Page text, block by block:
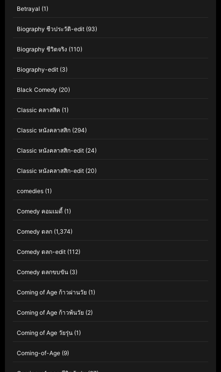
Betrayal (1)
Biography ชีวประวัติ-edit (93)
Biography ชีวิตจริง (110)
Biography-edit (3)
Black Comedy (20)
Classic คลาสสิค (1)
Classic หนังคลาสสิก (294)
Classic หนังคลาสสิก-edit (24)
Classic หนังคลาสสิก-edit (20)
comedies (1)
Comedy คอมเมดี้ (1)
Comedy ตลก (1,374)
Comedy ตลก-edit (112)
Comedy ตลกขบขัน (3)
Coming of Age ก้าวผ่านวัย (1)
Coming of Age ก้าวพ้นวัย (2)
Coming of Age วัยรุ่น (1)
Coming-of-Age (9)